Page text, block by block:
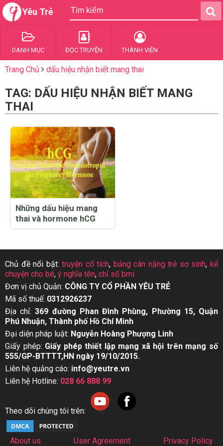
Yêu Trẻ
DANH MỤC ĐỌC TRUYỆN THÀNH VIÊN
Trang Chủ dấu hiệu nhận biết mang thai
TAG: DẤU HIỆU NHẬN BIẾT MANG
THAI
Những dấu hiệu mang
thai và hormone hCG
Chủ đề nổi bật:truyện cổ tích, bảng cân nặng trẻ sơ sinh,kể
chuyện cho bé, ý nghĩa tên, chỉ số bmi
Đơn vị chủ Quản: CÔNG TY CỔ PHẦN YÊU TRẺ
Mã số thuế: 0312926237
Địa chỉ:369 đường Phan Đình Phùng, Phường 15, Quận
Phú Nhuận, Thành phố Hồ Chí Minh
Đại diện pháp luật: Nguyễn Hoàng Phượng Linh
Giấy phép: Giấy phép thiết lập mạng xã hội trên mạng số
555/GP-BTTTT,HN ngày 19/10/2015.
Liên hệ quảng cáo: info@yeutre.vn
Liên hệ Hotline: 028 66 888 99
Theo dõi chúng tôi trên:
About us User Agreement
Privacy Policy